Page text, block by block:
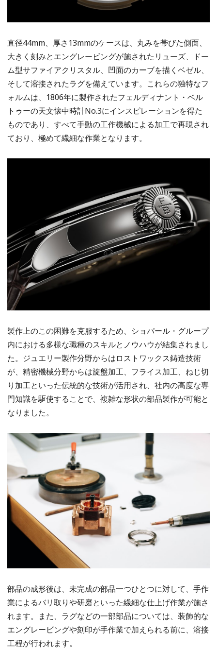
直径44mm、厚さ13mmのケースは、丸みを帯びた側面、
大きく刻みとエングレービングが施されたリューズ、ドー
ム型サファイアクリスタル、凹面のカーブを描くベゼル、
そして溶接されたラグを備えています。これらの独特なフ
ォルムは、1806年に製作されたフェルディナント・ベル
トゥーの天文懐中時計No.3にインスピレーションを得た
ものであり、すべて手動の工作機械による加工で再現され
ており、極めて繊細な作業となります。
製作上のこの困難を克服するため、ショパール・グループ
内における多様な職種のスキルとノウハウが結集されまし
た。ジュエリー製作分野からはロストワックス鋳造技術
が、精密機械分野からは旋盤加工、フライス加工、ねじ切
り加工といった伝統的な技術が活用され、社内の高度な専
門知識を駆使することで、複雑な形状の部品製作が可能と
なりました。
部品の成形後は、未完成の部品一つひとつに対して、手作
業によるバリ取りや研磨といった繊細な仕上げ作業が施さ
れます。また、ラグなどの一部部品については、装飾的な
エングレービングや刻印が手作業で加えられる前に、溶接
工程が行われます。